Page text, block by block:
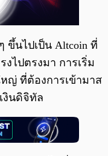
ขึ้นไปเป็น Altcoin ที่
ไปตรงมา การเริ่ม
ญ่ ที่ต้องการเข้ามาส
งินดิจิทัล